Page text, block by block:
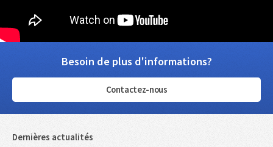
Besoin de plus d'informations?
Contactez-nous
Dernières actualités